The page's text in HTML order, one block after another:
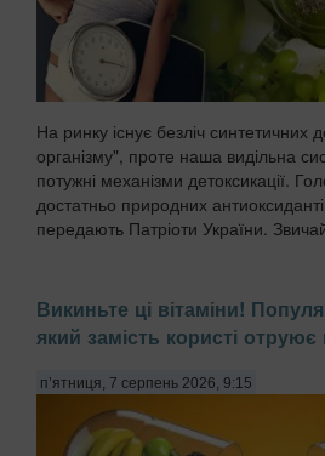
На ринку існує безліч
організму", проте наша видільна
потужні механізми детоксикації.
достатньо природних
передають Патріоти України.
Викиньте ці вітаміни!
який замість користі отруює
п’ятниця, 7 серпень 2026, 9:15